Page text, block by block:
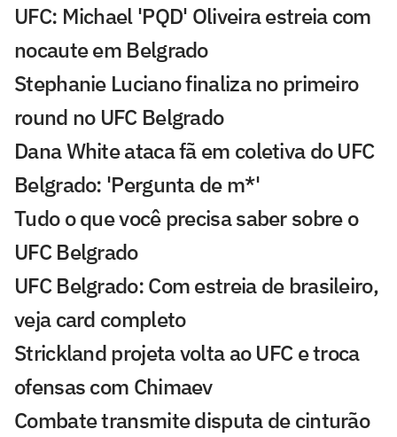
UFC: Michael 'PQD' Oliveira estreia com
nocaute em Belgrado
Stephanie Luciano finaliza no primeiro
round no UFC Belgrado
Dana White ataca fã em coletiva do UFC
Belgrado: 'Pergunta de m*'
Tudo o que você precisa saber sobre o
UFC Belgrado
UFC Belgrado: Com estreia de brasileiro,
veja card completo
Strickland projeta volta ao UFC e troca
ofensas com Chimaev
Combate transmite disputa de cinturão